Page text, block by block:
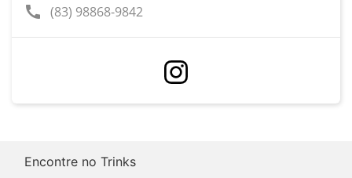
call (83) 98868-9842
Encontre no Trinks